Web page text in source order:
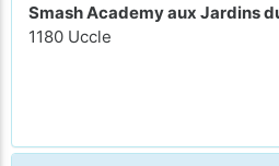
Smash Academy aux Jardins
1180 Uccle